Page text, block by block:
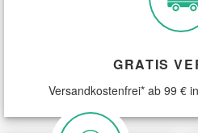
GRATIS
Versandkostenfrei* ab 99 €
Toyota Ersatzteile